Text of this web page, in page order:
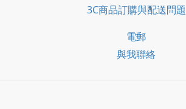
3C商品訂購與配送問題
電郵
與我聯絡